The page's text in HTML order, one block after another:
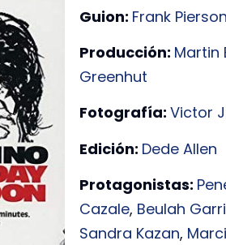
Guion: Frank Pierson
Producción: Martin
Greenhut
Fotografía: Victor
Edición: Dede Allen
Protagonistas:
Cazale, Beulah
Sandra Kazan,